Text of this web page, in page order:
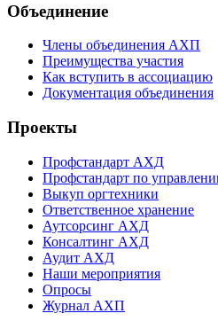
Объединение
Члены объединения АХП
Преимущества участия
Как вступить в ассоциацию
Документация объединения
Проекты
Профстандарт АХД
Профстандарт по
Выкуп оргтехники
Ответственное хранение
Аутсорсинг АХД
Консалтинг АХД
Аудит АХД
Наши мероприятия
Опросы
Журнал АХП